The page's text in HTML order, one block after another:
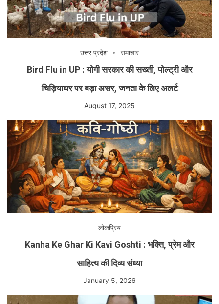
उत्तर प्रदेश समाचार
Bird Flu in UP : योगी सरकार की सख्ती, पोल्ट्री और
चिड़ियाघर पर बड़ा असर, जनता के लिए अलर्ट
August 17, 2025
लोकप्रिय
Kanha Ke Ghar Ki Kavi Goshti : भक्ति, प्रेम और
साहित्य की दिव्य संध्या
January 5, 2026